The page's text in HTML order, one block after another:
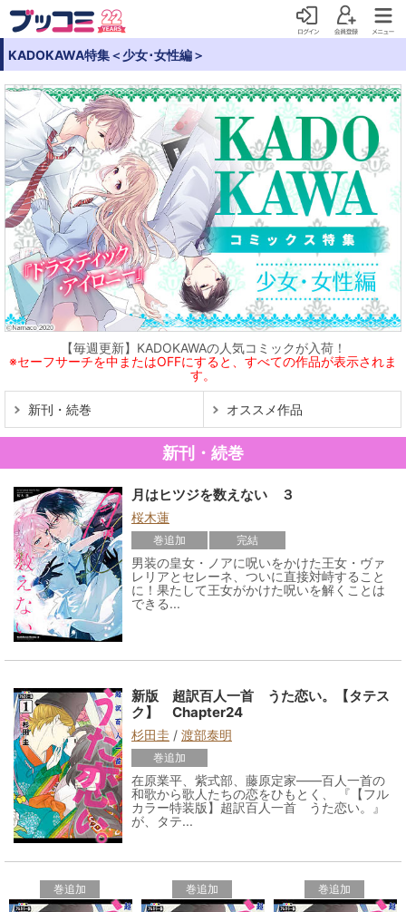
KADOKAWA特集＜少女･女性編＞
【毎週更新】KADOKAWAの人気コミックが入荷！
※セーフサーチを中またはOFFにすると、すべての作品が表示されま
す。
新刊・続巻 オススメ作品
新刊・続巻
月はヒツジを数えない ３
桜木蓮
巻追加 完結
男装の皇女・ノアに呪いをかけた王女・ヴァ
レリアとセレーネ、ついに直接対峙すること
に！果たして王女がかけた呪いを解くことは
できる...
新版 超訳百人一首 うた恋い。【タテス
ク】 Chapter24
杉田圭 / 渡部泰明
巻追加
在原業平、紫式部、藤原定家――百人一首の
和歌から歌人たちの恋をひもとく、 『【フル
カラー特装版】超訳百人一首 うた恋い。』
が、タテ...
巻追加 巻追加 巻追加